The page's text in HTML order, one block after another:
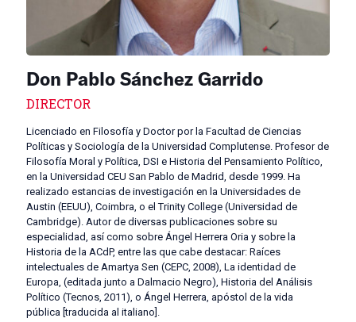
Don Pablo Sánchez Garrido
DIRECTOR
Licenciado en Filosofía y Doctor por la Facultad de Ciencias
Políticas y Sociología de la Universidad Complutense. Profesor de
Filosofía Moral y Política, DSI e Historia del Pensamiento Político,
en la Universidad CEU San Pablo de Madrid, desde 1999. Ha
realizado estancias de investigación en la Universidades de
Austin (EEUU), Coimbra, o el Trinity College (Universidad de
Cambridge). Autor de diversas publicaciones sobre su
especialidad, así como sobre Ángel Herrera Oria y sobre la
Historia de la ACdP, entre las que cabe destacar: Raíces
intelectuales de Amartya Sen (CEPC, 2008), La identidad de
Europa, (editada junto a Dalmacio Negro), Historia del Análisis
Político (Tecnos, 2011), o Ángel Herrera, apóstol de la vida
pública [traducida al italiano].